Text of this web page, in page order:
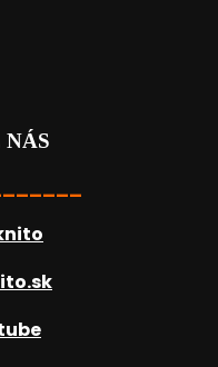
NÁS